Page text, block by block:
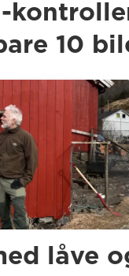
10
låve